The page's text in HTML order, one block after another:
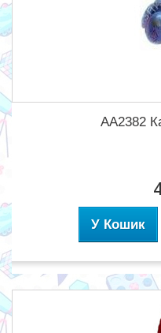
AA2382
У Кошик